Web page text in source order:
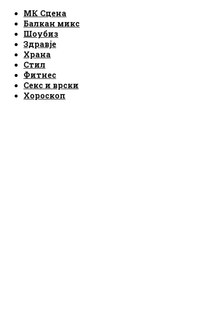
МК Сцена
Балкан микс
Шоубиз
Здравје
Храна
Стил
Фитнес
Секс и врски
Хороскоп